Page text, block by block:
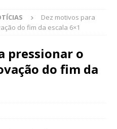
Dez motivos para
do fim da escala 6×1
pressionar o
do fim da